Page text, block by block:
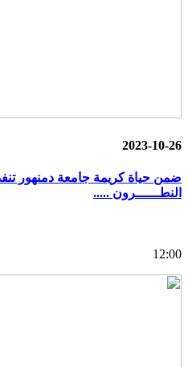
2023-10-26
ضمن حياة كريمة جامعة دمنهور
النطــــــرون .....
12:00